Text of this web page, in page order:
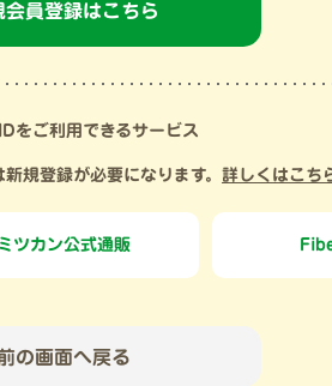
会員登録はこちら
をご利用できるサービス
規登録が必要になります。 詳しくはこち
ミツカン公式通販
の画面へ戻る